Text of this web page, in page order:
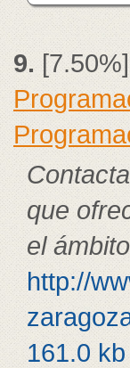
9.
que
el
http://
161.0 kb